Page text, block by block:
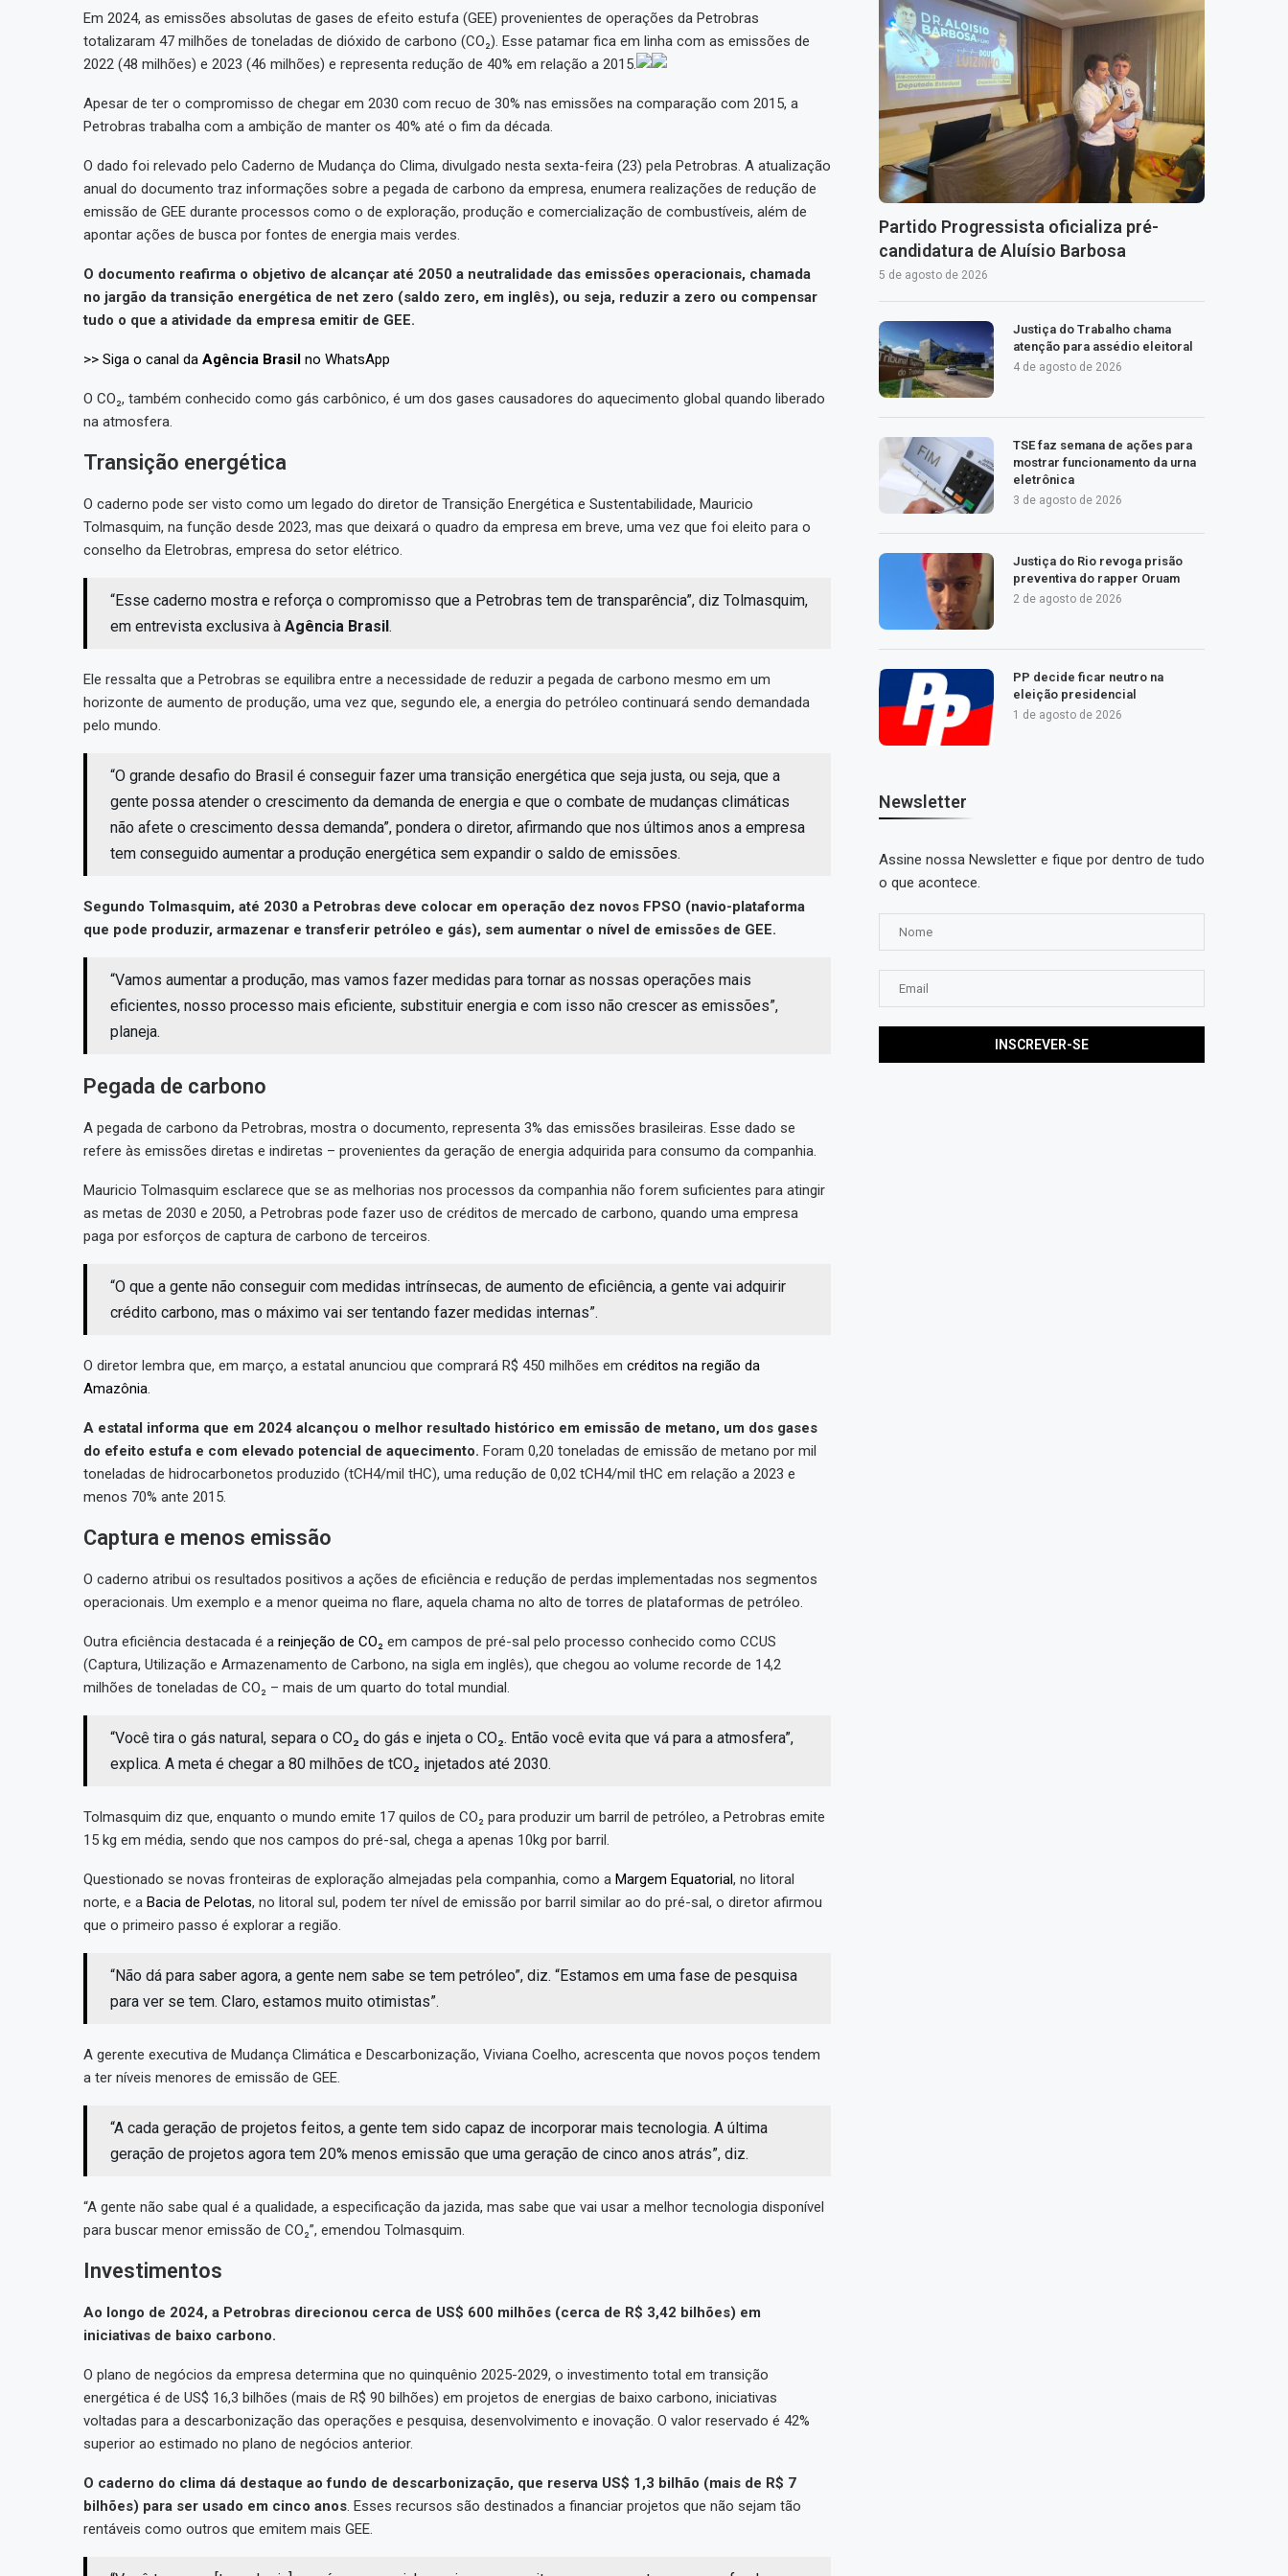
Em 2024, as emissões absolutas de gases de efeito estufa (GEE) provenientes de operações da Petrobras
totalizaram 47 milhões de toneladas de dióxido de carbono (CO₂). Esse patamar fica em linha com as emissões de
2022 (48 milhões) e 2023 (46 milhões) e representa redução de 40% em relação a 2015.
Apesar de ter o compromisso de chegar em 2030 com recuo de 30% nas emissões na comparação com 2015, a
Petrobras trabalha com a ambição de manter os 40% até o fim da década.
O dado foi relevado pelo Caderno de Mudança do Clima, divulgado nesta sexta-feira (23) pela Petrobras. A atualização
anual do documento traz informações sobre a pegada de carbono da empresa, enumera realizações de redução de
emissão de GEE durante processos como o de exploração, produção e comercialização de combustíveis, além de
apontar ações de busca por fontes de energia mais verdes.
O documento reafirma o objetivo de alcançar até 2050 a neutralidade das emissões operacionais, chamada
no jargão da transição energética de net zero (saldo zero, em inglês), ou seja, reduzir a zero ou compensar
tudo o que a atividade da empresa emitir de GEE.
>> Siga o canal da Agência Brasil no WhatsApp
O CO₂, também conhecido como gás carbônico, é um dos gases causadores do aquecimento global quando liberado
na atmosfera.
Transição energética
O caderno pode ser visto como um legado do diretor de Transição Energética e Sustentabilidade, Mauricio
Tolmasquim, na função desde 2023, mas que deixará o quadro da empresa em breve, uma vez que foi eleito para o
conselho da Eletrobras, empresa do setor elétrico.
“Esse caderno mostra e reforça o compromisso que a Petrobras tem de transparência”, diz Tolmasquim,
em entrevista exclusiva à Agência Brasil .
Ele ressalta que a Petrobras se equilibra entre a necessidade de reduzir a pegada de carbono mesmo em um
horizonte de aumento de produção, uma vez que, segundo ele, a energia do petróleo continuará sendo demandada
pelo mundo.
“O grande desafio do Brasil é conseguir fazer uma transição energética que seja justa, ou seja, que a
gente possa atender o crescimento da demanda de energia e que o combate de mudanças climáticas
não afete o crescimento dessa demanda”, pondera o diretor, afirmando que nos últimos anos a empresa
tem conseguido aumentar a produção energética sem expandir o saldo de emissões.
Segundo Tolmasquim, até 2030 a Petrobras deve colocar em operação dez novos FPSO (navio-plataforma
que pode produzir, armazenar e transferir petróleo e gás), sem aumentar o nível de emissões de GEE.
“Vamos aumentar a produção, mas vamos fazer medidas para tornar as nossas operações mais
eficientes, nosso processo mais eficiente, substituir energia e com isso não crescer as emissões”,
planeja.
Pegada de carbono
A pegada de carbono da Petrobras, mostra o documento, representa 3% das emissões brasileiras. Esse dado se
refere às emissões diretas e indiretas – provenientes da geração de energia adquirida para consumo da companhia.
Mauricio Tolmasquim esclarece que se as melhorias nos processos da companhia não forem suficientes para atingir
as metas de 2030 e 2050, a Petrobras pode fazer uso de créditos de mercado de carbono, quando uma empresa
paga por esforços de captura de carbono de terceiros.
“O que a gente não conseguir com medidas intrínsecas, de aumento de eficiência, a gente vai adquirir
crédito carbono, mas o máximo vai ser tentando fazer medidas internas”.
O diretor lembra que, em março, a estatal anunciou que comprará R$ 450 milhões em créditos na região da
Amazônia.
A estatal informa que em 2024 alcançou o melhor resultado histórico em emissão de metano, um dos gases
do efeito estufa e com elevado potencial de aquecimento. Foram 0,20 toneladas de emissão de metano por mil
toneladas de hidrocarbonetos produzido (tCH4/mil tHC), uma redução de 0,02 tCH4/mil tHC em relação a 2023 e
menos 70% ante 2015.
Captura e menos emissão
O caderno atribui os resultados positivos a ações de eficiência e redução de perdas implementadas nos segmentos
operacionais. Um exemplo e a menor queima no flare, aquela chama no alto de torres de plataformas de petróleo.
Outra eficiência destacada é a reinjeção de CO₂ em campos de pré-sal pelo processo conhecido como CCUS
(Captura, Utilização e Armazenamento de Carbono, na sigla em inglês), que chegou ao volume recorde de 14,2
milhões de toneladas de CO₂ – mais de um quarto do total mundial.
“Você tira o gás natural, separa o CO₂ do gás e injeta o CO₂. Então você evita que vá para a atmosfera”,
explica. A meta é chegar a 80 milhões de tCO₂ injetados até 2030.
Tolmasquim diz que, enquanto o mundo emite 17 quilos de CO₂ para produzir um barril de petróleo, a Petrobras emite
15 kg em média, sendo que nos campos do pré-sal, chega a apenas 10kg por barril.
Questionado se novas fronteiras de exploração almejadas pela companhia, como a Margem Equatorial, no litoral
norte, e a Bacia de Pelotas, no litoral sul, podem ter nível de emissão por barril similar ao do pré-sal, o diretor afirmou
que o primeiro passo é explorar a região.
“Não dá para saber agora, a gente nem sabe se tem petróleo”, diz. “Estamos em uma fase de pesquisa
para ver se tem. Claro, estamos muito otimistas”.
A gerente executiva de Mudança Climática e Descarbonização, Viviana Coelho, acrescenta que novos poços tendem
a ter níveis menores de emissão de GEE.
“A cada geração de projetos feitos, a gente tem sido capaz de incorporar mais tecnologia. A última
geração de projetos agora tem 20% menos emissão que uma geração de cinco anos atrás”, diz.
“A gente não sabe qual é a qualidade, a especificação da jazida, mas sabe que vai usar a melhor tecnologia disponível
para buscar menor emissão de CO₂”, emendou Tolmasquim.
Investimentos
Ao longo de 2024, a Petrobras direcionou cerca de US$ 600 milhões (cerca de R$ 3,42 bilhões) em
iniciativas de baixo carbono.
O plano de negócios da empresa determina que no quinquênio 2025-2029, o investimento total em transição
energética é de US$ 16,3 bilhões (mais de R$ 90 bilhões) em projetos de energias de baixo carbono, iniciativas
voltadas para a descarbonização das operações e pesquisa, desenvolvimento e inovação. O valor reservado é 42%
superior ao estimado no plano de negócios anterior.
O caderno do clima dá destaque ao fundo de descarbonização, que reserva US$ 1,3 bilhão (mais de R$ 7
bilhões) para ser usado em cinco anos. Esses recursos são destinados a financiar projetos que não sejam tão
rentáveis como outros que emitem mais GEE.
Partido Progressista oficializa pré-
candidatura de Aluísio Barbosa
5 de agosto de 2026
Justiça do Trabalho chama
atenção para assédio eleitoral
4 de agosto de 2026
TSE faz semana de ações para
mostrar funcionamento da urna
eletrônica
3 de agosto de 2026
Justiça do Rio revoga prisão
preventiva do rapper Oruam
2 de agosto de 2026
PP decide ficar neutro na
eleição presidencial
1 de agosto de 2026
Newsletter
Assine nossa Newsletter e fique por dentro de tudo
o que acontece.